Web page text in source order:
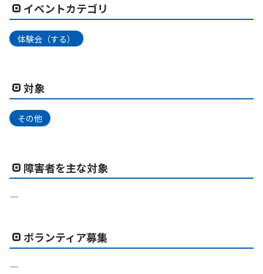
イベントカテゴリ
体験会（する）
対象
その他
障害者を主な対象
―
ボランティア募集
―